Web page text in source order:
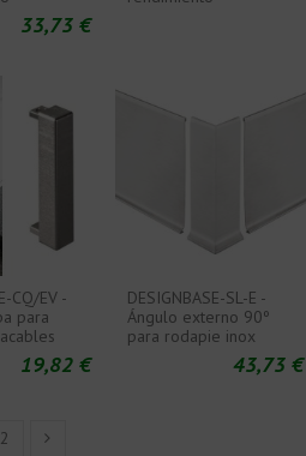
33,73 €
CQ/EV -
para
19,82 €
DESIGNBASE-SL-E -
Ángulo externo 90º
para rodapie inox
43,73 €
2